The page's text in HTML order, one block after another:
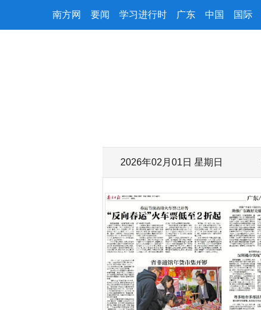
南方网 要闻 学习进行时 广东 中国 国际
2026年02月01日 星期日
字号减小字号增大